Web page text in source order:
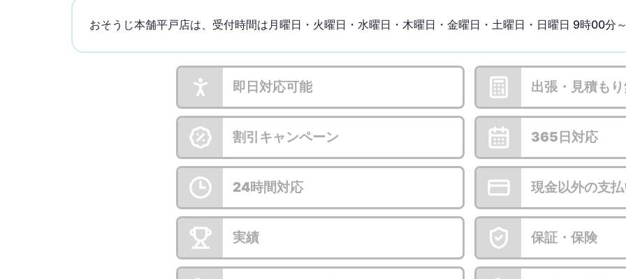
おそうじ本舗平戸店は、受付時間は月曜日・火曜日・水曜日・木曜日・金曜日・土曜日・日曜日 9時00分
即日対応可能 出張・見積も
割引キャンペーン 365日対応
24時間対応 現金以外の支
実績 保証・保険